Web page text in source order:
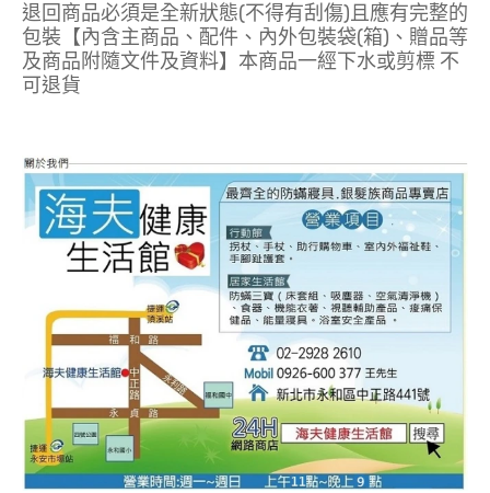
退回商品必須是全新狀態(不得有刮傷)且應有完整的
包裝【內含主商品、配件、內外包裝袋(箱)、贈品等
及商品附隨文件及資料】本商品一經下水或剪標 不
可退貨